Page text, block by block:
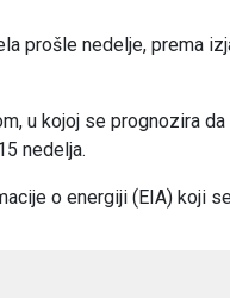
prošle nedelje, prema
u kojoj se prognozira
nedelja.
o energiji (EIA) koji